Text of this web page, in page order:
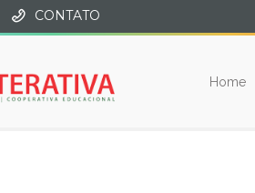
CONTATO
Home